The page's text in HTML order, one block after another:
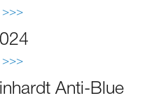
>>>
>>>
Anti-Blue